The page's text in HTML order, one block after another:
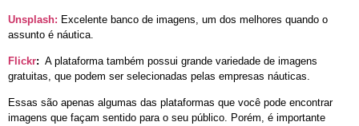
Unsplash: Excelente banco de imagens, um dos melhores quando o
assunto é náutica.
Flickr: A plataforma também possui grande variedade de imagens
gratuitas, que podem ser selecionadas pelas empresas náuticas.
Essas são apenas algumas das plataformas que você pode encontrar
imagens que façam sentido para o seu público. Porém, é importante